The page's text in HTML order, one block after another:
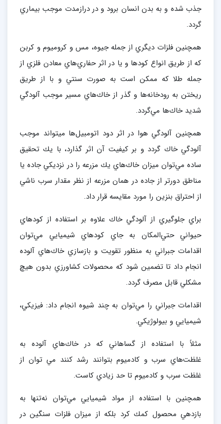
جذب شده و به بدن انسان برود و در درازمدت موجب بيماري
گردد.
همچنين فلزات ديگري از جمله جيوه، مس و كروميوم و كربن
كه از طريق انواع كودها و يا در اثر حفاري‌هاي معادن فلزي از
جمله طلا كه ممكن است به صورت سنتي و با از طريق
ريختن به رودخانه‌ها و گذر از خاك‌هاي مسير موجب آلودگي
شديد خاك‌ها مي‌گردد.
همچنين آلودگي هوا در اثر دود اتومبيل‌ها ميتواند موجب
آلودگي خاك گردد و بر كيفيت آن اثر گذارد، با يك تحقيق
ساده مي‌توان ميزان خاك‌هاي يك مزرعه را در نزديكي جاده يا
مناطق دورتر از جاده در همان مزرعه از نظر مقدار سرب ناشي
از احتراق بنزين را مورد مقايسه قرار داد.
براي جلوگيري از آلودگي خاك علاوه بر استفاده از كودهاي
حيواني حتي‌المكان به جاي كودهاي شيميايي مي‌توان
اقدامات جبراني به منظور تقويت و بازسازي خاك‌هاي آلوده
انجام داد تا تضمين شود كه محصولات كشاورزي بدون هيچ
مشكلي قابل مصرف گردد.
اقدامات جبراني را مي‌توان به چند شيوه انجام داد: فيزيكي،
شيميايي و بيولوژيكي.
مثلاً با استفاده از گساهاني كه در خاك‌هاي آلوده به
غلظت‌هاي سرب و كادميوم بتوانند رشد كنند مي توان از
غلظت سرب و كادميوم تا حد زيادي كاست.
همچنين با استفاده از مواد شيميايي مي‌توان نه‌تنها به
بازدهي محصول كمك كرد بلكه از ميزان فلزات سنگين در